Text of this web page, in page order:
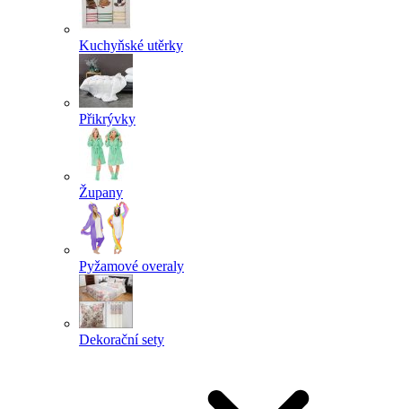
Kuchyňské utěrky
Přikrývky
Župany
Pyžamové overaly
Dekorační sety